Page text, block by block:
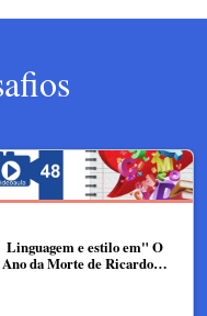
Linguagem e estilo em" O
Ano da Morte de Ricardo…